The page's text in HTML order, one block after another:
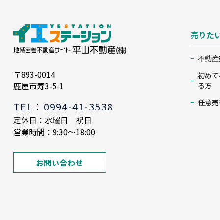
〒893-0014
鹿屋市寿3-5-1
TEL：0994-41-3538
定休日：水曜日 祝日
営業時間：9:30～18:00
お問い合わせ
売りた
不動
初め
る方
任意